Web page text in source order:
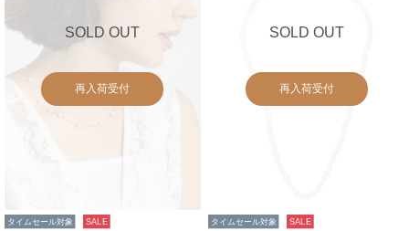
SOLD OUT
再入荷受付
タイムセール対象 SALE
SOLD OUT
再入荷受付
タイムセール対象 SALE